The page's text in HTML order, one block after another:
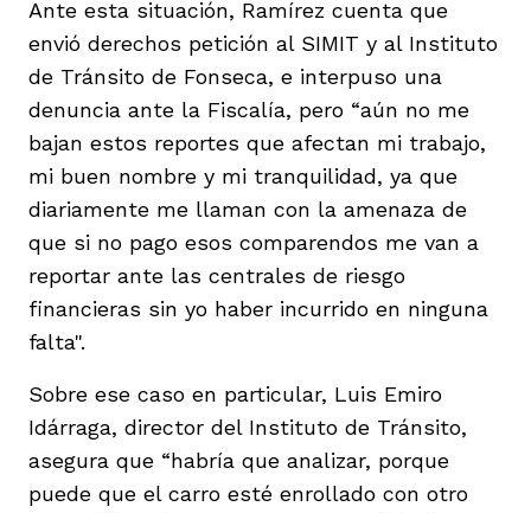
Ante esta situación, Ramírez cuenta que
envió derechos petición al SIMIT y al Instituto
de Tránsito de Fonseca, e interpuso una
denuncia ante la Fiscalía, pero “aún no me
bajan estos reportes que afectan mi trabajo,
mi buen nombre y mi tranquilidad, ya que
diariamente me llaman con la amenaza de
que si no pago esos comparendos me van a
reportar ante las centrales de riesgo
financieras sin yo haber incurrido en ninguna
falta".
Sobre ese caso en particular, Luis Emiro
Idárraga, director del Instituto de Tránsito,
asegura que “habría que analizar, porque
puede que el carro esté enrollado con otro